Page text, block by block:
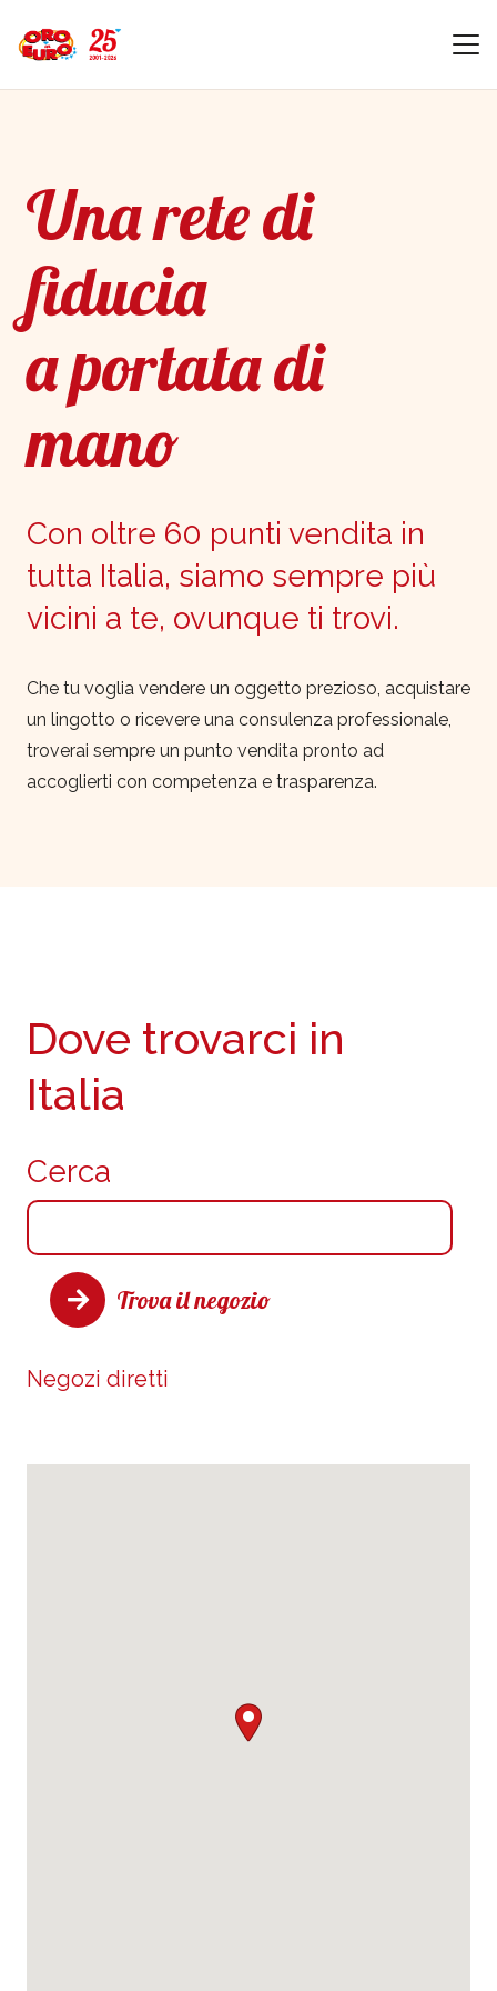
Una rete di
fiducia
a portata di
mano
Con oltre 60 punti vendita in
tutta Italia, siamo sempre più
vicini a te, ovunque ti trovi.
Che tu voglia vendere un oggetto prezioso, acquistare
un lingotto o ricevere una consulenza professionale,
troverai sempre un punto vendita pronto ad
accoglierti con competenza e trasparenza.
Cerca
Trova il negozio
Dove trovarci in
Italia
Negozi diretti